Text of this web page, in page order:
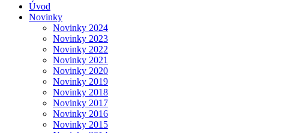
Úvod
Novinky
Novinky 2024
Novinky 2023
Novinky 2022
Novinky 2021
Novinky 2020
Novinky 2019
Novinky 2018
Novinky 2017
Novinky 2016
Novinky 2015